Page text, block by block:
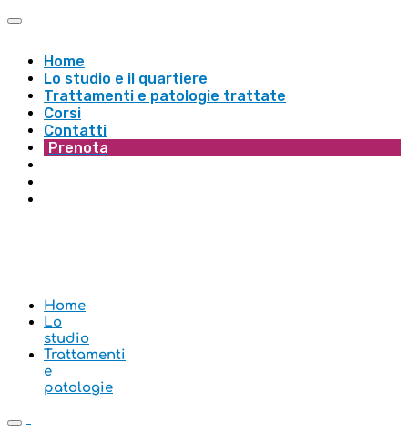
Home
Lo studio e il quartiere
Trattamenti e patologie trattate
Corsi
Contatti
Prenota
Home
Lo
studio
Trattamenti
e
patologie